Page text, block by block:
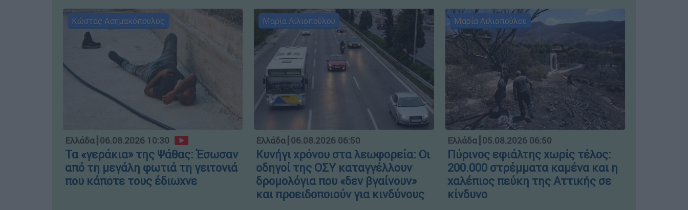
Κώστας Ασημακόπουλος
Ελλάδα┋06.08.2026 10:30
Τα «γεράκια» της Ψάθας: Έσωσαν
από τη μεγάλη φωτιά τη γειτονιά
που κάποτε τους έδιωχνε
Μαρία Λιλιοπούλου
Ελλάδα┋06.08.2026 06:50
Κυνήγι χρόνου στα λεωφορεία: Οι
οδηγοί της ΟΣΥ καταγγέλλουν
δρομολόγια που «δεν βγαίνουν»
και προειδοποιούν για κινδύνους
Μαρία Λιλιοπούλου
Ελλάδα┋05.08.2026 06:50
Πύρινος εφιάλτης χωρίς τέλος:
200.000 στρέμματα καμένα και η
χαλέπιος πεύκη της Αττικής σε
κίνδυνο